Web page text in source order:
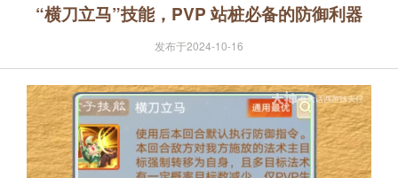
“横刀立马”技能，PVP 站桩必备的防御利器
发布于2024-10-16